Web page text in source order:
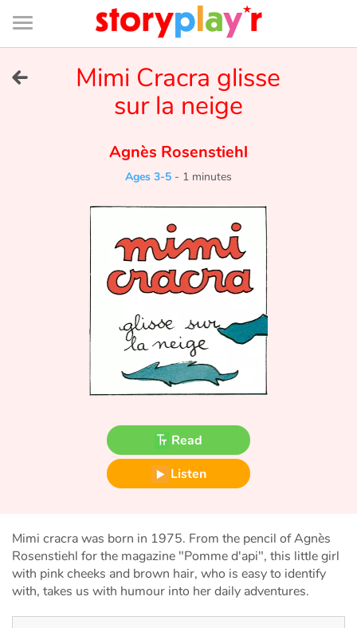
Connexion
Bibliothèque
de
page
Tales and classics in french
Fable, myth, literature and poetry
Ogres, monsters and witches
Heroines and Heroes
The animals
Travel, epic, investigation, adventure
Mimi Cracra glisse
sur la neige
Agnès Rosenstiehl
Ages 3-5 - 1 minutes
Read
Listen
Mimi cracra was born in 1975. From the pencil of Agnès
Rosenstiehl for the magazine "Pomme d'api", this little girl
with pink cheeks and brown hair, who is easy to identify
with, takes us with humour into her daily adventures.